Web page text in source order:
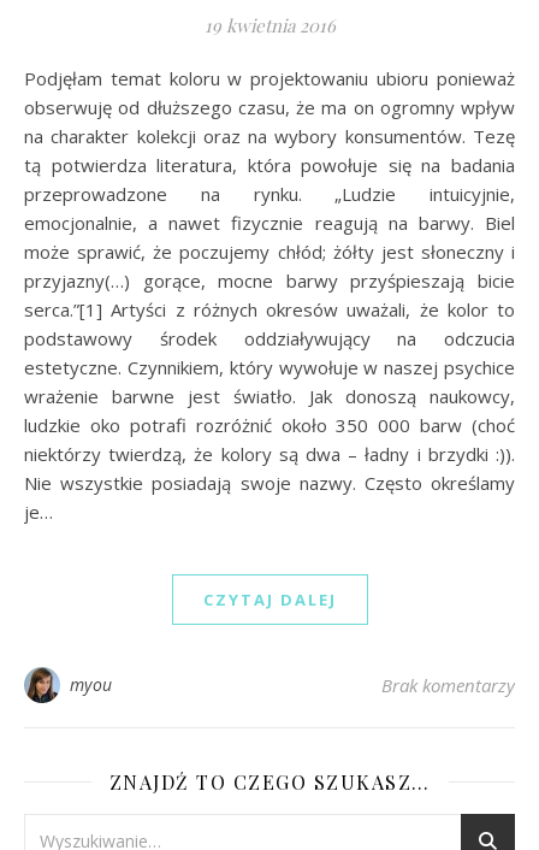
19 kwietnia 2016
Podjęłam temat koloru w projektowaniu ubioru ponieważ
obserwuję od dłuższego czasu, że ma on ogromny wpływ
na charakter kolekcji oraz na wybory konsumentów. Tezę
tą potwierdza literatura, która powołuje się na badania
przeprowadzone na rynku. „Ludzie intuicyjnie,
emocjonalnie, a nawet fizycznie reagują na barwy. Biel
może sprawić, że poczujemy chłód; żółty jest słoneczny i
przyjazny(…) gorące, mocne barwy przyśpieszają bicie
serca.”[1] Artyści z różnych okresów uważali, że kolor to
podstawowy środek oddziaływujący na odczucia
estetyczne. Czynnikiem, który wywołuje w naszej psychice
wrażenie barwne jest światło. Jak donoszą naukowcy,
ludzkie oko potrafi rozróżnić około 350 000 barw (choć
niektórzy twierdzą, że kolory są dwa – ładny i brzydki :)).
Nie wszystkie posiadają swoje nazwy. Często określamy
je…
CZYTAJ DALEJ
myou Brak komentarzy
ZNAJDŹ TO CZEGO SZUKASZ…